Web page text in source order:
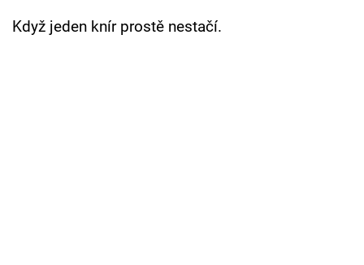
Když jeden knír prostě nestačí.